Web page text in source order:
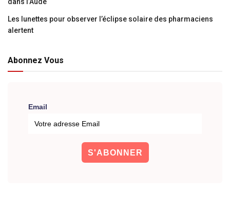
dans l’Aude
Les lunettes pour observer l’éclipse solaire des pharmaciens
alertent
Abonnez Vous
Email